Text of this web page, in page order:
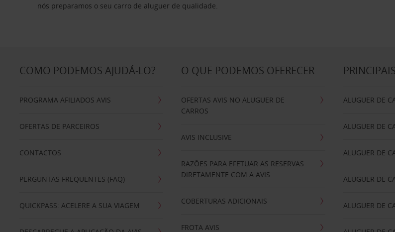
nós preparamos o seu carro de aluguer de qualidade.
COMO PODEMOS AJUDÁ-LO?
PROGRAMA AFILIADOS AVIS
OFERTAS DE PARCEIROS
CONTACTOS
PERGUNTAS FREQUENTES (FAQ)
QUICKPASS: ACELERE A SUA VIAGEM
O QUE PODEMOS OFERECER
OFERTAS AVIS NO ALUGUER DE
CARROS
AVIS INCLUSIVE
RAZÕES PARA EFETUAR AS RESERVAS
DIRETAMENTE COM A AVIS
COBERTURAS ADICIONAIS
FROTA AVIS
ALUGUER DE
ALUGUER DE
ALUGUER DE
ALUGUER DE
ALUGUER DE